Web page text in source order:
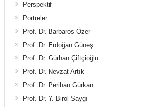
Perspektif
Portreler
Prof. Dr. Barbaros Özer
Prof. Dr. Erdoğan Güneş
Prof. Dr. Gürhan Çiftçioğlu
Prof. Dr. Nevzat Artık
Prof. Dr. Perihan Gürkan
Prof. Dr. Y. Birol Saygı